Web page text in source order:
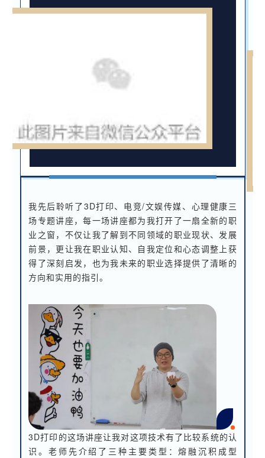
我先后聆听了3D打印、电竞/文娱传媒、心理健康三
场专题讲座，每一场讲座都为我打开了一扇全新的职
业之窗，不仅让我了解到不同领域的职业现状、发展
前景，更让我在职业认知、自我定位和心态调整上获
得了深刻启发，也为我未来的职业选择提供了清晰的
方向和实用的指引。
3D打印的这场讲座让我对这项技术有了比较系统的认
识。老师先介绍了三种主要类型：熔融沉积成型